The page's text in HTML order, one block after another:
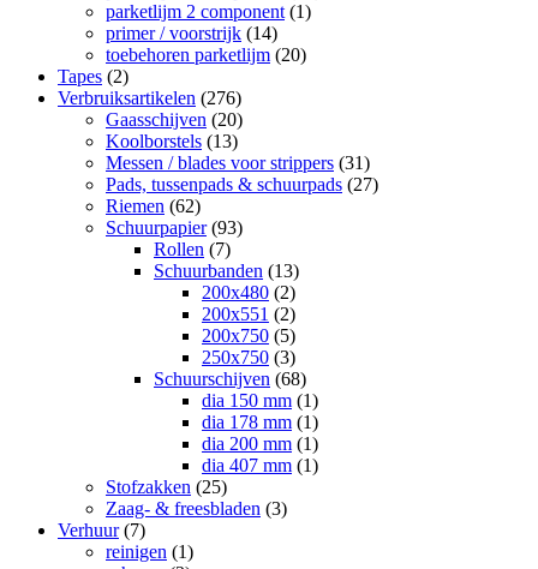
parketlijm 2 component (1)
primer / voorstrijk (14)
toebehoren parketlijm (20)
Tapes (2)
Verbruiksartikelen (276)
Gaasschijven (20)
Koolborstels (13)
Messen / blades voor strippers (31)
Pads, tussenpads & schuurpads (27)
Riemen (62)
Schuurpapier (93)
Rollen (7)
Schuurbanden (13)
200x480 (2)
200x551 (2)
200x750 (5)
250x750 (3)
Schuurschijven (68)
dia 150 mm (1)
dia 178 mm (1)
dia 200 mm (1)
dia 407 mm (1)
Stofzakken (25)
Zaag- & freesbladen (3)
Verhuur (7)
reinigen (1)